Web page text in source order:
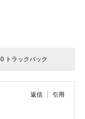
0 トラックバック
返信 引用